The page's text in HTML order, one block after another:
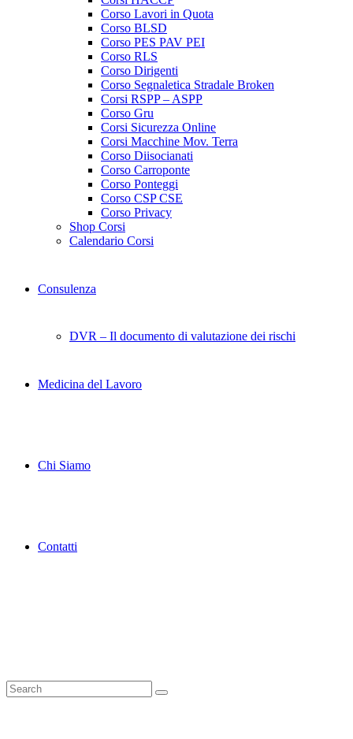
Corso Lavori in Quota
Corso BLSD
Corso PES PAV PEI
Corso RLS
Corso Dirigenti
Corso Segnaletica Stradale Broken
Corsi RSPP – ASPP
Corso Gru
Corsi Sicurezza Online
Corsi Macchine Mov. Terra
Corso Diisocianati
Corso Carroponte
Corso Ponteggi
Corso CSP CSE
Corso Privacy
Shop Corsi
Calendario Corsi
Consulenza
DVR – Il documento di valutazione dei rischi
Medicina del Lavoro
Chi Siamo
Contatti